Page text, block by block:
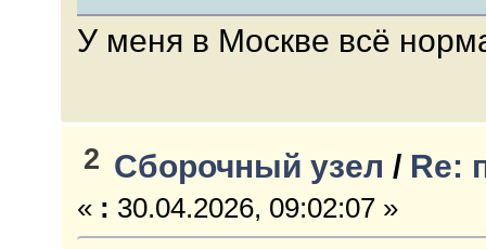
У меня в Москве всё
2 Сборочный узел / Re:
« : 30.04.2026, 09:02:07 »